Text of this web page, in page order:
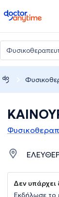
doctoranytime
Δεν
Εκδήλωσε το